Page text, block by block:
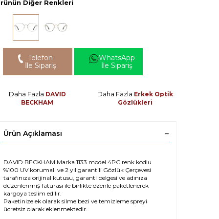
Diğer Renkleri
Telefon
İle Sipariş
WhatsApp
İle Sipariş
Daha Fazla DAVID
BECKHAM
Daha Fazla Erkek Optik
Gözlükleri
Ürün Açıklaması
DAVID BECKHAM Marka 1133 model 4PC renk kodlu
%100 UV korumalı ve 2 yıl garantili Gözlük Çerçevesi
tarafınıza orijinal kutusu, garanti belgesi ve adınıza
düzenlenmiş faturası ile birlikte özenle paketlenerek
kargoya teslim edilir.
Paketinize ek olarak silme bezi ve temizleme spreyi
ücretsiz olarak eklenmektedir.